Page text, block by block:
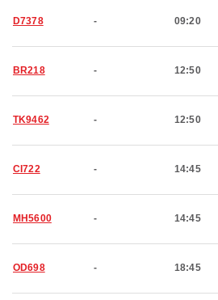
D7378 - 09:20
BR218 - 12:50
TK9462 - 12:50
CI722 - 14:45
MH5600 - 14:45
OD698 - 18:45